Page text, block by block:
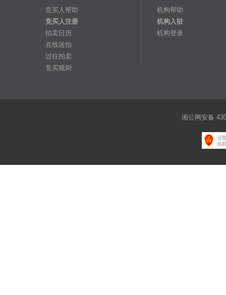
竞买人帮助
竞买人注册
拍卖日历
在线送拍
过往拍卖
竞买规则
机构帮助
机构入驻
机构登录
湘公网安备